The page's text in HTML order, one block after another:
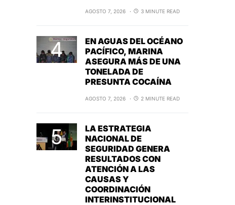
AGOSTO 7, 2026 3 MINUTE READ
EN AGUAS DEL OCÉANO
PACÍFICO, MARINA
ASEGURA MÁS DE UNA
TONELADA DE
PRESUNTA COCAÍNA
AGOSTO 7, 2026 2 MINUTE READ
LA ESTRATEGIA
NACIONAL DE
SEGURIDAD GENERA
RESULTADOS CON
ATENCIÓN A LAS
CAUSAS Y
COORDINACIÓN
INTERINSTITUCIONAL